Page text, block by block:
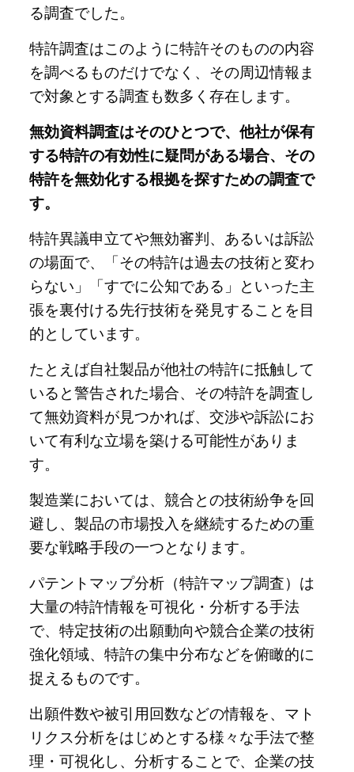
る調査でした。
特許調査はこのように特許そのものの内容
を調べるものだけでなく、その周辺情報ま
で対象とする調査も数多く存在します。
無効資料調査はそのひとつで、他社が保有
する特許の有効性に疑問がある場合、その
特許を無効化する根拠を探すための調査で
す。
特許異議申立てや無効審判、あるいは訴訟
の場面で、「その特許は過去の技術と変わ
らない」「すでに公知である」といった主
張を裏付ける先行技術を発見することを目
的としています。
たとえば自社製品が他社の特許に抵触して
いると警告された場合、その特許を調査し
て無効資料が見つかれば、交渉や訴訟にお
いて有利な立場を築ける可能性がありま
す。
製造業においては、競合との技術紛争を回
避し、製品の市場投入を継続するための重
要な戦略手段の一つとなります。
パテントマップ分析（特許マップ調査）は
大量の特許情報を可視化・分析する手法
で、特定技術の出願動向や競合企業の技術
強化領域、特許の集中分布などを俯瞰的に
捉えるものです。
出願件数や被引用回数などの情報を、マト
リクス分析をはじめとする様々な手法で整
理・可視化し、分析することで、企業の技